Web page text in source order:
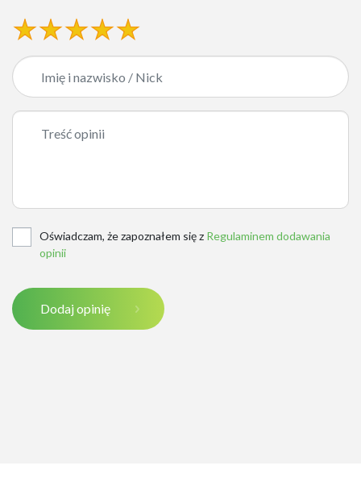
Oświadczam, że zapoznałem się z Regulaminem dodawania
opinii
Dodaj opinię